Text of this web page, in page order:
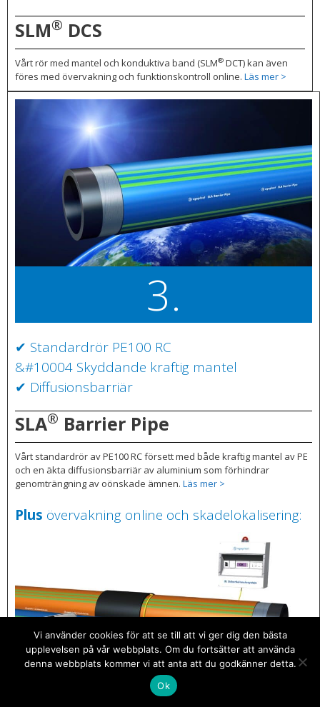
SLM® DCS
Vårt rör med mantel och konduktiva band (SLM® DCT) kan även
föres med övervakning och funktionskontroll online. Läs mer >
3.
✔ Standardrör PE100 RC
&#10004 Skyddande kraftig mantel
✔ Diffusionsbarriär
SLA® Barrier Pipe
Vårt standardrör av PE100 RC försett med både kraftig mantel av PE
och en äkta diffusionsbarriär av aluminium som förhindrar
genomträngning av oönskade ämnen. Läs mer >
Plus övervakning online och skadelokalisering:
Vi använder cookies för att se till att vi ger dig den bästa
upplevelsen på vår webbplats. Om du fortsätter att använda
denna webbplats kommer vi att anta att du godkänner detta.
Ok